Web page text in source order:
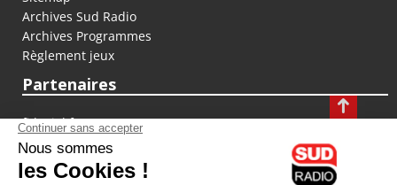
Archives Sud Radio
Archives Programmes
Règlement jeux
Partenaires
fiducial.fr
lyoncapitale.fr
olympique-et-lyonnais.com